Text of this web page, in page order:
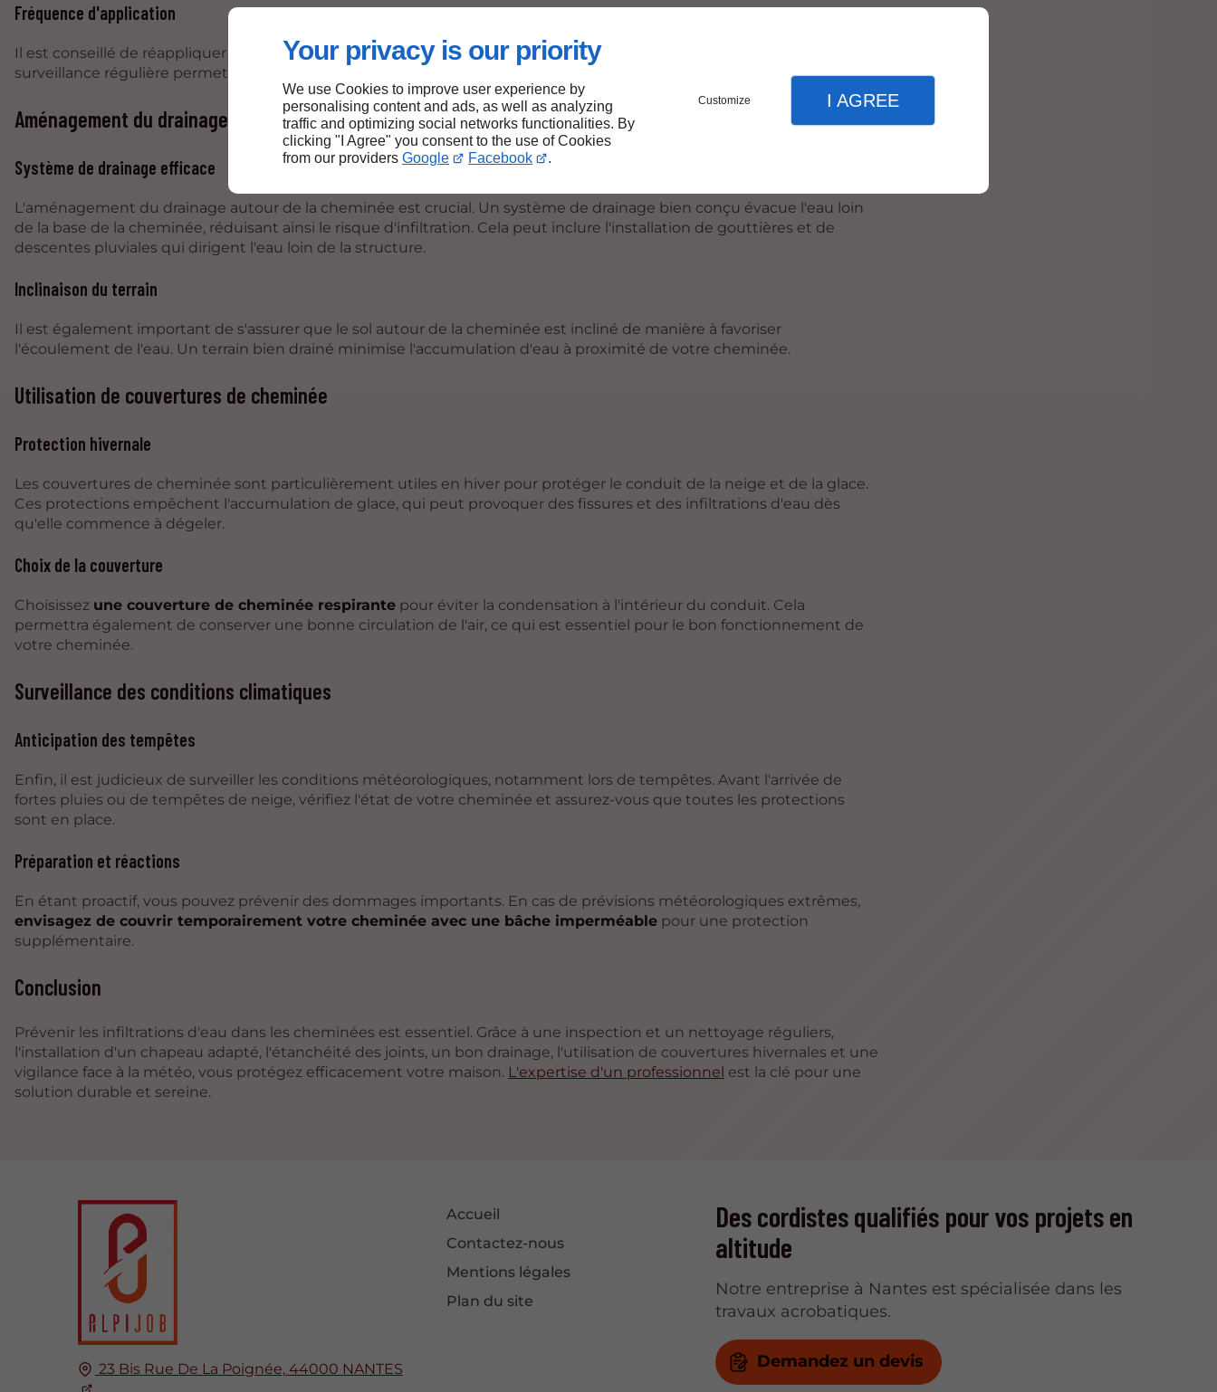
Your privacy is our priority
We use Cookies to improve user experience by
personalising content and ads, as well as analyzing
traffic and optimizing social networks functionalities. By
clicking "I Agree" you consent to the use of Cookies
from our providers Google Facebook .
Customize I AGREE
Fréquence d'application
Il est conseillé de réappliquer le scellant tous les 3 à 5 ans, selon les conditions climatiques de votre région. Une
surveillance régulière permettra de détecter les signes d'usure et d'agir rapidement.
Aménagement du drainage
Système de drainage efficace
L'aménagement du drainage autour de la cheminée est crucial. Un système de drainage bien conçu évacue l'eau loin
de la base de la cheminée, réduisant ainsi le risque d'infiltration. Cela peut inclure l'installation de gouttières et de
descentes pluviales qui dirigent l'eau loin de la structure.
Inclinaison du terrain
Il est également important de s'assurer que le sol autour de la cheminée est incliné de manière à favoriser
l'écoulement de l'eau. Un terrain bien drainé minimise l'accumulation d'eau à proximité de votre cheminée.
Utilisation de couvertures de cheminée
Protection hivernale
Les couvertures de cheminée sont particulièrement utiles en hiver pour protéger le conduit de la neige et de la glace.
Ces protections empêchent l'accumulation de glace, qui peut provoquer des fissures et des infiltrations d'eau dès
qu'elle commence à dégeler.
Choix de la couverture
Choisissez une couverture de cheminée respirante pour éviter la condensation à l'intérieur du conduit. Cela
permettra également de conserver une bonne circulation de l'air, ce qui est essentiel pour le bon fonctionnement de
votre cheminée.
Surveillance des conditions climatiques
Anticipation des tempêtes
Enfin, il est judicieux de surveiller les conditions météorologiques, notamment lors de tempêtes. Avant l'arrivée de
fortes pluies ou de tempêtes de neige, vérifiez l'état de votre cheminée et assurez-vous que toutes les protections
sont en place.
Préparation et réactions
En étant proactif, vous pouvez prévenir des dommages importants. En cas de prévisions météorologiques extrêmes,
envisagez de couvrir temporairement votre cheminée avec une bâche imperméable pour une protection
supplémentaire.
Conclusion
Prévenir les infiltrations d'eau dans les cheminées est essentiel. Grâce à une inspection et un nettoyage réguliers,
l'installation d'un chapeau adapté, l'étanchéité des joints, un bon drainage, l'utilisation de couvertures hivernales et une
vigilance face à la météo, vous protégez efficacement votre maison. L'expertise d'un professionnel est la clé pour une
solution durable et sereine.
23 Bis Rue De La Poignée, 44000 NANTES
Accueil
Contactez-nous
Mentions légales
Plan du site
Des cordistes qualifiés pour vos projets en
altitude
Notre entreprise à Nantes est spécialisée dans les
travaux acrobatiques.
Demandez un devis